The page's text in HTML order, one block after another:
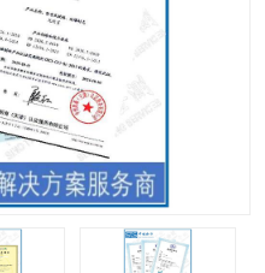
各国防爆认证
SIL认证
防爆合格证代理机构